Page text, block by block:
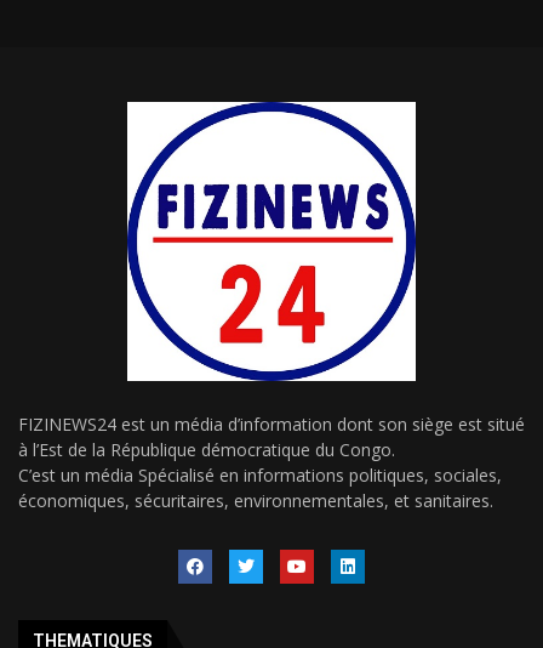
FIZINEWS24 est un média d’information dont son siège est situé
à l’Est de la République démocratique du Congo.
C’est un média Spécialisé en informations politiques, sociales,
économiques, sécuritaires, environnementales, et sanitaires.
THEMATIQUES